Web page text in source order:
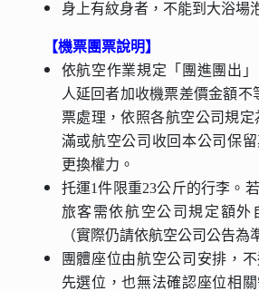
身上有紋身者，不能到大浴場
【機票團票說明】
依航空作業規定「團進團出
人延回者加收機票差價金額不
票處理，依照各航空公司規
滿或航空公司收回本公司保
更換權力。
托運1件限重23公斤的行李。
旅客需依航空公司規定額外
（實際仍請依航空公司公告為
團體座位由航空公司安排，
先選位，也無法確認座位相關